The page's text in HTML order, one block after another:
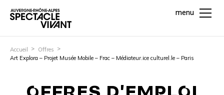
menu
Accueil
Offres
Art Explora – Projet Musée Mobile – Frac – Médiateur.ice culturel.le – Paris